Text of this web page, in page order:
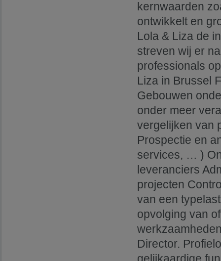
kernwaarden
ontwikkelt en
Lola & Liza de
streven wij er
professionals
Liza in Brussel
Gebouwen
onder meer
vergelijken van
Prospectie en
services, … )
leveranciers
projecten
van een
opvolging van
Director.